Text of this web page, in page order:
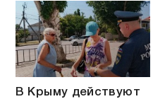
В Крыму действуют